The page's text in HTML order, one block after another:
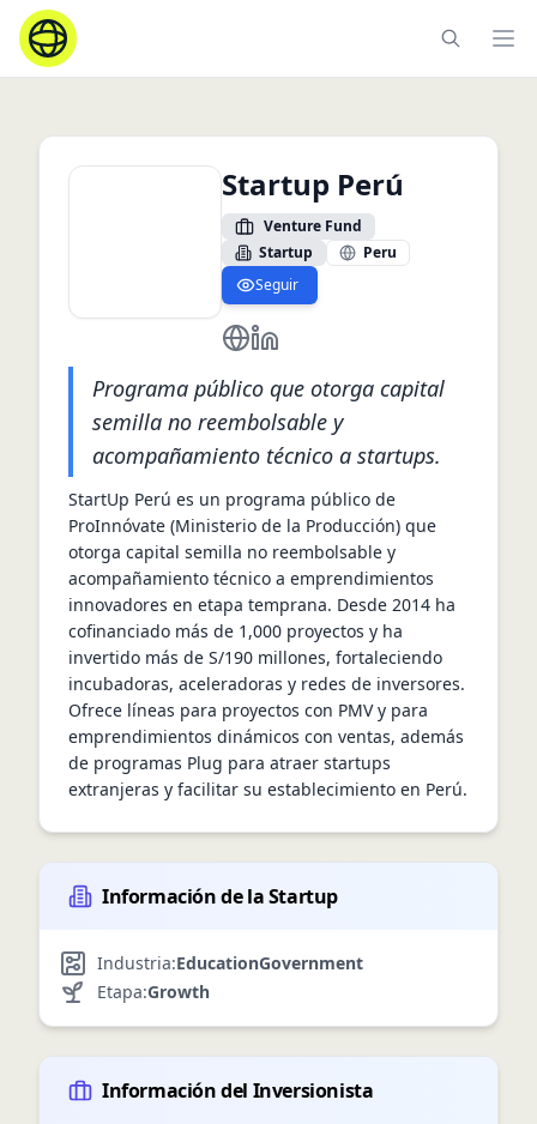
Startup Perú
Venture Fund
Startup
Peru
Seguir
https://
https://www.linkedin.com/
Programa público que otorga capital
semilla no reembolsable y
acompañamiento técnico a startups.
StartUp Perú es un programa público de
ProInnóvate (Ministerio de la Producción) que
otorga capital semilla no reembolsable y
acompañamiento técnico a emprendimientos
innovadores en etapa temprana. Desde 2014 ha
cofinanciado más de 1,000 proyectos y ha
invertido más de S/190 millones, fortaleciendo
incubadoras, aceleradoras y redes de inversores.
Ofrece líneas para proyectos con PMV y para
emprendimientos dinámicos con ventas, además
de programas Plug para atraer startups
extranjeras y facilitar su establecimiento en Perú.
Información de la Startup
Industria:EducationGovernment
Etapa:Growth
Información del Inversionista